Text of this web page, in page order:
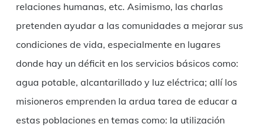
relaciones humanas, etc. Asimismo, las charlas
pretenden ayudar a las comunidades a mejorar sus
condiciones de vida, especialmente en lugares
donde hay un déficit en los servicios básicos como:
agua potable, alcantarillado y luz eléctrica; allí los
misioneros emprenden la ardua tarea de educar a
estas poblaciones en temas como: la utilización